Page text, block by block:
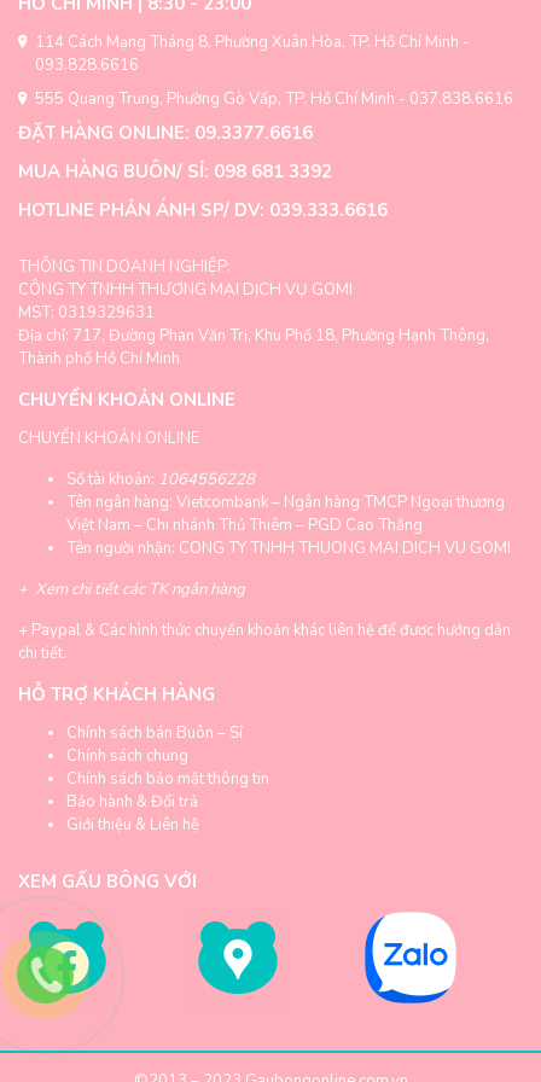
có
thể
chọn
trên
trang
sản
phẩm
có
chọn
114 Cách Mạng Tháng 8, Phường Xuân Hòa, TP. Hồ Chí Minh -
093.828.6616
555 Quang Trung, Phường Gò Vấp, TP. Hồ Chí Minh - 037.838.6616
ĐẶT HÀNG ONLINE: 09.3377.6616
MUA HÀNG BUÔN/ SỈ: 098 681 3392
HOTLINE PHẢN ÁNH SP/ DV: 039.333.6616
THÔNG TIN DOANH NGHIỆP:
CÔNG TY TNHH THƯƠNG MẠI DỊCH VỤ GOMI
MST: 0319329631
Địa chỉ: 717, Đường Phan Văn Trị, Khu Phố 18, Phường Hạnh Thông,
Thành phố Hồ Chí Minh
CHUYỂN KHOẢN ONLINE
CHUYỂN KHOẢN ONLINE
Số tài khoản: 1064556228
Tên ngân hàng: Vietcombank – Ngân hàng TMCP Ngoại thương
Việt Nam – Chi nhánh Thủ Thiêm – PGD Cao Thắng
Tên người nhận: CONG TY TNHH THUONG MAI DICH VU GOMI
+ Xem chi tiết các TK ngân hàng
+ Paypal & Các hình thức chuyển khoản khác liên hệ để được hướng dẫn
chi tiết.
HỖ TRỢ KHÁCH HÀNG
Chính sách bán Buôn – Sỉ
Chính sách chung
Chính sách bảo mật thông tin
Bảo hành & Đổi trả
Giới thiệu & Liên hệ
XEM GẤU BÔNG VỚI